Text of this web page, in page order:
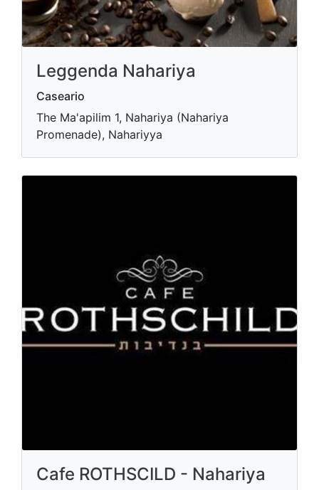
Leggenda Nahariya
Caseario
The Ma'apilim 1, Nahariya (Nahariya
Promenade), Nahariyya
Cafe ROTHSCILD - Nahariya